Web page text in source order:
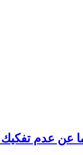
عن عدم تفكيك